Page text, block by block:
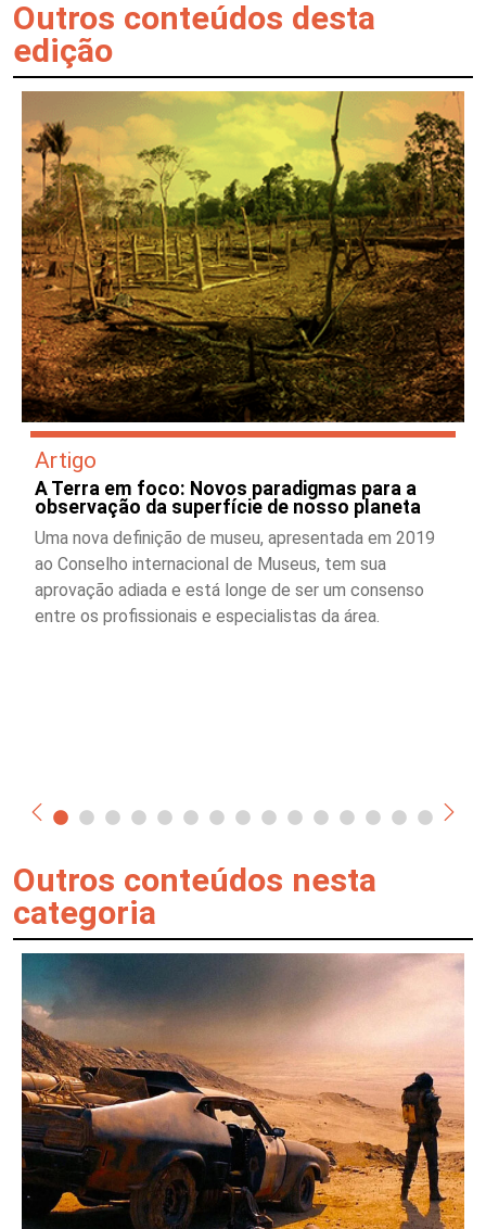
Outros conteúdos desta
edição
Artigo
A Terra em foco: Novos paradigmas para a
observação da superfície de nosso planeta
Uma nova definição de museu, apresentada em 2019
ao Conselho internacional de Museus, tem sua
aprovação adiada e está longe de ser um consenso
entre os profissionais e especialistas da área.
Outros conteúdos nesta
categoria